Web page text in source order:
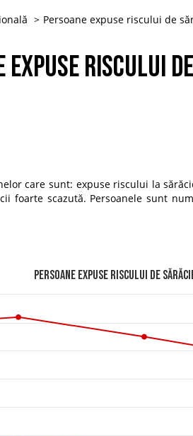
Persoane expuse riscului de
expuse riscului
care sunt: expuse riscului la
foarte scazută. Persoanele sunt
Persoane expuse riscului de